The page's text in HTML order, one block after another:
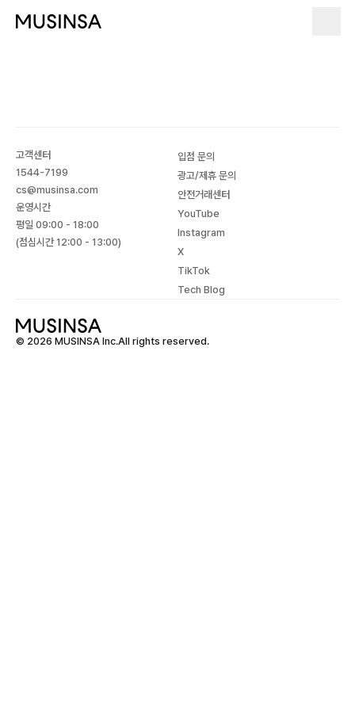
고객센터
1544-7199
cs@musinsa.com
운영시간
평일 09:00 - 18:00
(점심시간 12:00 - 13:00)
입점 문의
광고/제휴 문의
안전거래센터
YouTube
Instagram
X
TikTok
Tech Blog
© 2026 MUSINSA Inc.All rights reserved.